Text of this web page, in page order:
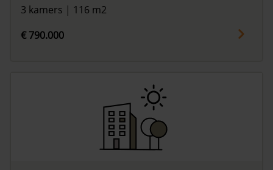
3 kamers | 116 m2
€ 790.000